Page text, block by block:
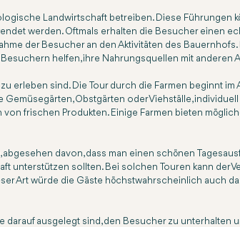
Landwirtschaft betreiben. Diese Führungen
werden. Oftmals erhalten die Besucher einen
der Besucher an den Aktivitäten des
helfen, ihre Nahrungsquellen mit anderen
erleben sind. Die Tour durch die Farmen beginnt
Obstgärten oder Viehställe,
frischen Produkten. Einige Farmen bieten
davon, dass man einen schönen
unterstützen sollten. Bei solchen Touren kann der
Art würde die Gäste höchstwahrscheinlich auch
ausgelegt sind, den Besucher zu